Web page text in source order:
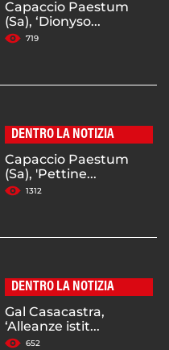
Capaccio Paestum
(Sa), ‘Dionyso...
719
DENTRO LA NOTIZIA
Capaccio Paestum
(Sa), 'Pettine...
1312
DENTRO LA NOTIZIA
Gal Casacastra,
‘Alleanze istit...
652